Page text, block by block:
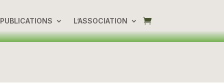
PUBLICATIONS L’ASSOCIATION